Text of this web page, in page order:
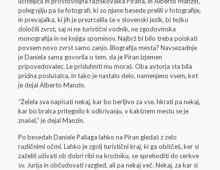
poleg njiju pa še fotografi, ki so njune besede prelili v fotografije,
in prevajalka, ki jih je prezrcalila še v slovenski jezik, bi težko
določili zvrst, saj ni ne turistični vodnik, ne zgodovinska
monografija in ne knjiga spominov. Najbrž bi bilo treba poiskati
povsem novo zvrst samo zanjo. Biografija mesta? Navsezadnje
je Daniela sama govorila o tem, da je Piran izjemen
pripovedovalec. Le prisluhniti mu moraš. Oba avtorja sta bila
pridna poslušalca, in tako je nastalo delo, namenjeno vsem, kot
je dejal Alberto Manzin.
“Želela sva napisati nekaj, kar bo berljivo za vse, hkrati pa nekaj,
kar bo bralca pritegnilo k odkrivanju, v kakšnem mestu se je
znašel,” je dejal Manzin.
Po besedah Daniele Paliaga lahko na Piran gledaš z zelo
različnimi očmi. Lahko je zgolj turistični kraj, ki ga obiščeš, ker si
zaželiš uživati ob dobri ribi na krožniku, se sprehoditi do cerkve
sv. Jurija in občudovati razgled, ali pa nekaj več. Nekaj, za kar si